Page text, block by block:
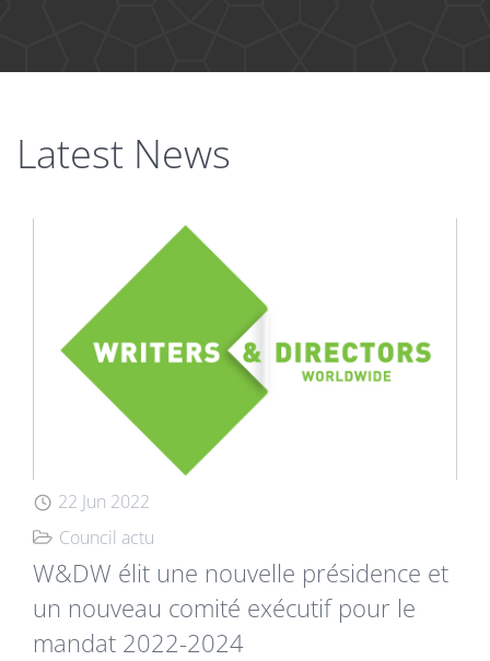
Latest News
22 Jun 2022
Council actu
W&DW élit une nouvelle présidence et
un nouveau comité exécutif pour le
mandat 2022-2024